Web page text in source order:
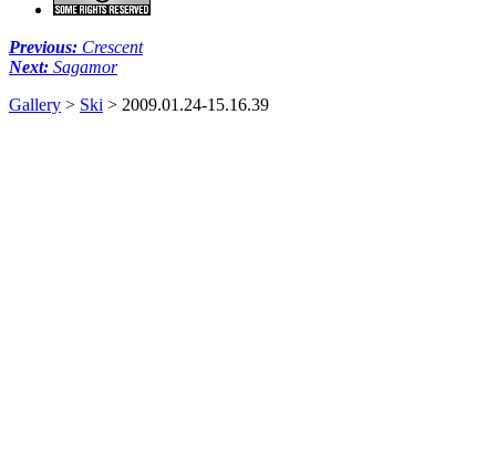
Previous: Crescent
Next: Sagamor
Gallery > Ski > 2009.01.24-15.16.39